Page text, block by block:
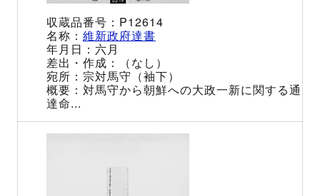
P12614
維新政府達書
六月
（なし）
宗対馬守（袖下）
対馬守から朝鮮への大政一新に関する通
達命...